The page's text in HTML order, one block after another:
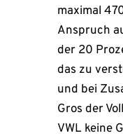
maximal
Anspruch
der 20
das zu
und bei
Gros der
VWL keine